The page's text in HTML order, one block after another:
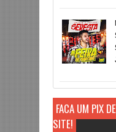
FAÇA UM PIX
SITE!